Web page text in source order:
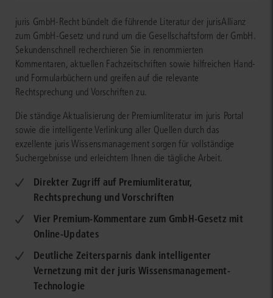
juris GmbH-Recht bündelt die führende Literatur der jurisAllianz
zum GmbH-Gesetz und rund um die Gesellschaftsform der GmbH.
Sekundenschnell recherchieren Sie in renommierten
Kommentaren, aktuellen Fachzeitschriften sowie hilfreichen Hand-
und Formularbüchern und greifen auf die relevante
Rechtsprechung und Vorschriften zu.
Die ständige Aktualisierung der Premiumliteratur im juris Portal
sowie die intelligente Verlinkung aller Quellen durch das
exzellente juris Wissensmanagement sorgen für vollständige
Suchergebnisse und erleichtern Ihnen die tägliche Arbeit.
Direkter Zugriff auf Premiumliteratur,
Rechtsprechung und Vorschriften
Vier Premium-Kommentare zum GmbH-Gesetz mit
Online-Updates
Deutliche Zeitersparnis dank intelligenter
Vernetzung mit der juris Wissensmanagement-
Technologie